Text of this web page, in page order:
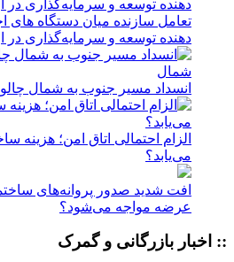
تعامل سازنده میان دستگاه‌ های
دهنده توسعه و سرمایه‌گذاری
انسداد مسیر جنوب به شمال
الزام احتمالی اتاق امن؛
می‌یابد؟
افت شدید صدور پروانه‌های
عرضه مواجه می‌شود؟
:: اخبار بازرگانی و گمرک